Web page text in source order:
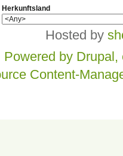
Herkunftsland
Hosted by